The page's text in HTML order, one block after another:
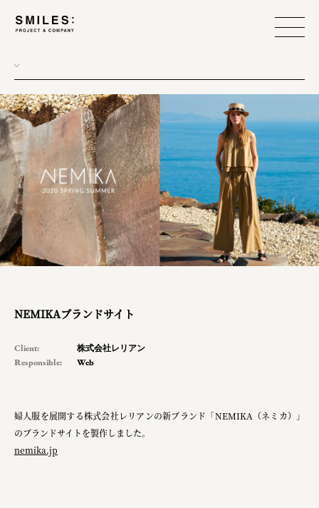
NEMIKAブランドサイト
Client:
株式会社レリアン
Responsible:
Web
婦人服を展開する株式会社レリアンの新ブランド「NEMIKA（ネミカ）」
のブランドサイトを製作しました。
nemika.jp